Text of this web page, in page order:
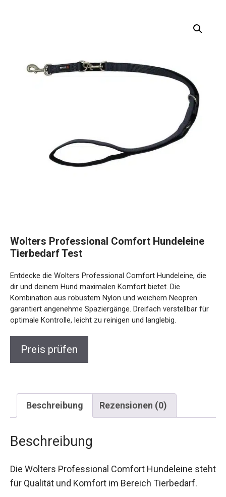
Wolters Professional Comfort Hundeleine
Tierbedarf Test
Entdecke die Wolters Professional Comfort Hundeleine, die
dir und deinem Hund maximalen Komfort bietet. Die
Kombination aus robustem Nylon und weichem Neopren
garantiert angenehme Spaziergänge. Dreifach verstellbar für
optimale Kontrolle, leicht zu reinigen und langlebig.
Preis prüfen
Beschreibung Rezensionen (0)
Beschreibung
Die Wolters Professional Comfort Hundeleine steht
für Qualität und Komfort im Bereich Tierbedarf.